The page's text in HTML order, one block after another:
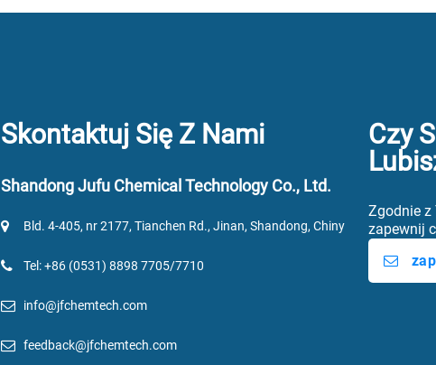
Skontaktuj Się Z Nami
Shandong Jufu Chemical Technology Co., Ltd.
Bld. 4-405, nr 2177, Tianchen Rd., Jinan, Shandong, Chiny
Tel: +86 (0531) 8898 7705/7710
info@jfchemtech.com
feedback@jfchemtech.com
Czy
Zgodnie
zapewnij